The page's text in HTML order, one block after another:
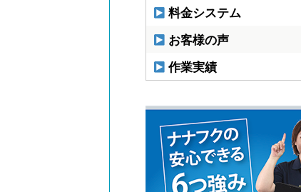
料金システム
お客様の声
作業実績